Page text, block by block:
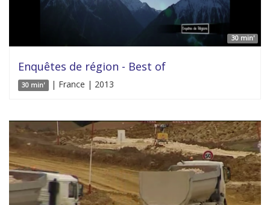
30 min'
Enquêtes de région - Best of
30 min' | France | 2013